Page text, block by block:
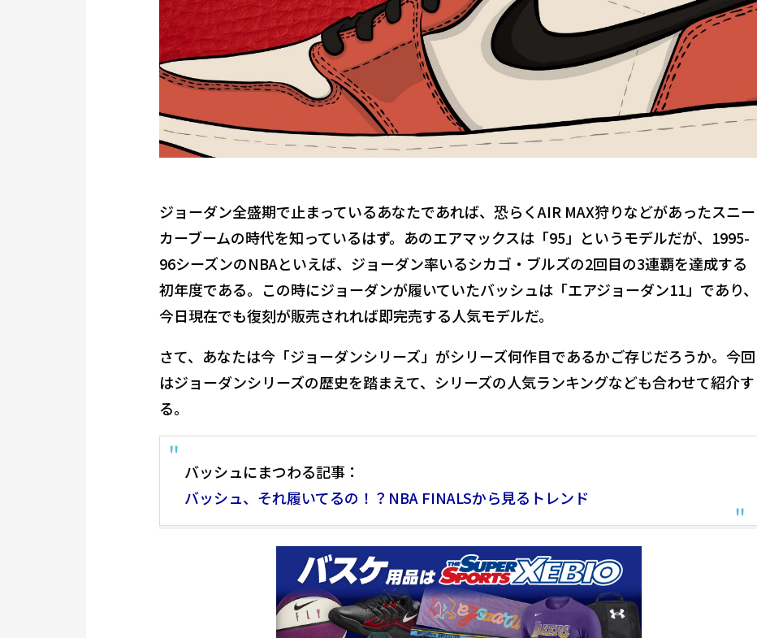
ジョーダン全盛期で止まっているあなたであれば、恐らくAIR MAX狩りなどがあったスニー
カーブームの時代を知っているはず。あのエアマックスは「95」というモデルだが、1995-
96シーズンのNBAといえば、ジョーダン率いるシカゴ・ブルズの2回目の3連覇を達成する
初年度である。この時にジョーダンが履いていたバッシュは「エアジョーダン11」であり、
今日現在でも復刻が販売されれば即完売する人気モデルだ。
さて、あなたは今「ジョーダンシリーズ」がシリーズ何作目であるかご存じだろうか。今回
はジョーダンシリーズの歴史を踏まえて、シリーズの人気ランキングなども合わせて紹介す
る。
バッシュにまつわる記事：
バッシュ、それ履いてるの！？NBA FINALSから見るトレンド